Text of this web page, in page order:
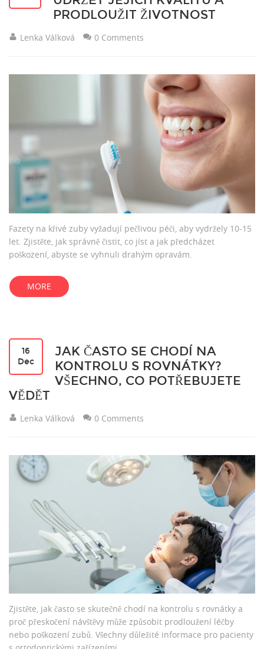
PRODLOUŽIT ŽIVOTNOST
Lenka Válková 0 Comments
Fazety na křivé zuby vyžadují pečlivou péči, aby vydržely 10-15
let. Zjistěte, jak správně čistit, co jíst a jak předcházet
poškození, abyste se vyhnuli drahým opravám.
MORE
16
Dec
JAK ČASTO SE CHODÍ NA
KONTROLU S ROVNÁTKY?
VŠECHNO, CO POTŘEBUJETE
VĚDĚT
Lenka Válková 0 Comments
Zjistěte, jak často se skutečně chodí na kontrolu s rovnátky a
proč přeskočení návštěvy může způsobit prodloužení léčby
nebo poškození zubů. Všechny důležité informace pro pacienty